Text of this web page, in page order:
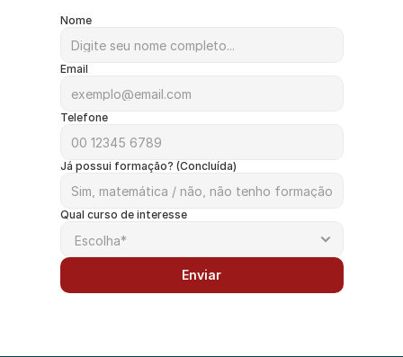
Nome
Email
Telefone
Já possui formação? (Concluída)
Qual curso de interesse
Enviar